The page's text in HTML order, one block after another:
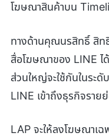
โฆษณาสินค้าบน
ทางด้านคุณนรสิทธิ์ สิท
สื่อโฆษณาของ LINE ไ
ส่วนใหญ่จะใช้กันในระดั
LINE เข้าถึงธุรกิจราย
LAP จะให้ลงโฆษณาเฉ